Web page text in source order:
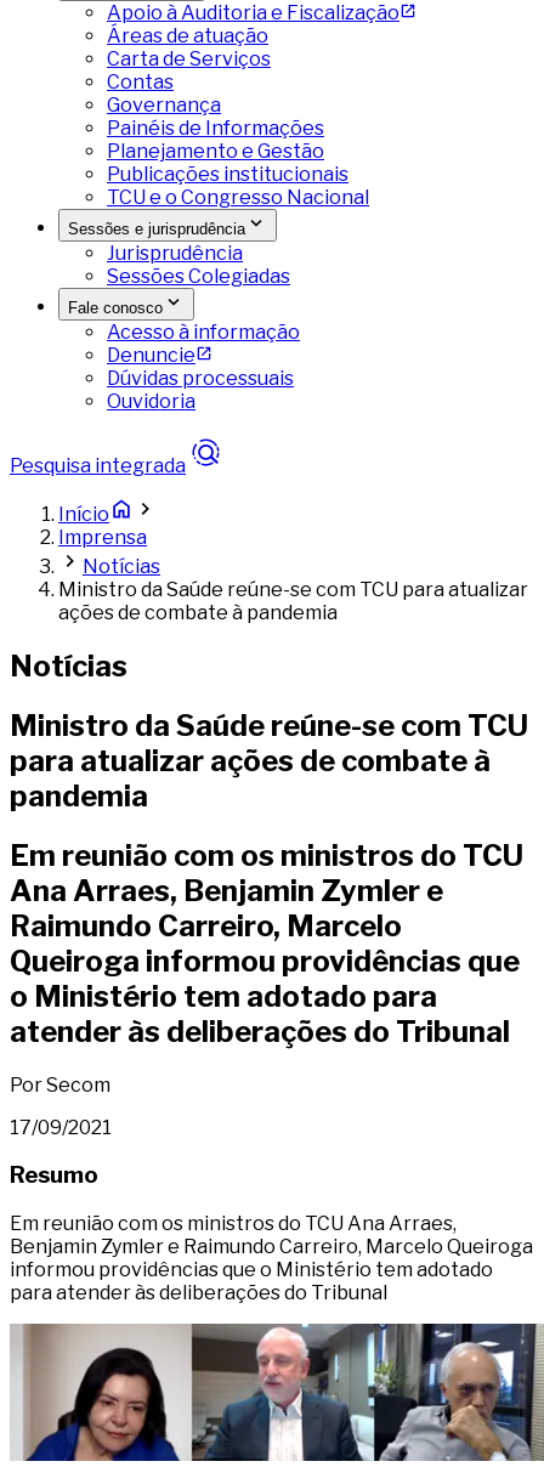
Apoio à Auditoria e Fiscalização
Áreas de atuação
Carta de Serviços
Contas
Governança
Painéis de Informações
Planejamento e Gestão
Publicações institucionais
TCU e o Congresso Nacional
Sessões e jurisprudência
Jurisprudência
Sessões Colegiadas
Fale conosco
Acesso à informação
Denuncie
Dúvidas processuais
Ouvidoria
Pesquisa integrada
Início
Imprensa
Notícias
Ministro da Saúde reúne-se com TCU para atualizar
ações de combate à pandemia
Notícias
Ministro da Saúde reúne-se com TCU
para atualizar ações de combate à
pandemia
Em reunião com os ministros do TCU
Ana Arraes, Benjamin Zymler e
Raimundo Carreiro, Marcelo
Queiroga informou providências que
o Ministério tem adotado para
atender às deliberações do Tribunal
Por Secom
17/09/2021
Resumo
Em reunião com os ministros do TCU Ana Arraes,
Benjamin Zymler e Raimundo Carreiro, Marcelo Queiroga
informou providências que o Ministério tem adotado
para atender às deliberações do Tribunal